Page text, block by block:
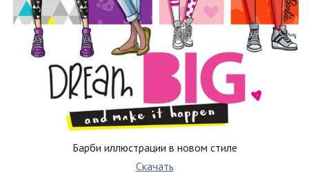
Барби иллюстрации в новом стиле
Скачать